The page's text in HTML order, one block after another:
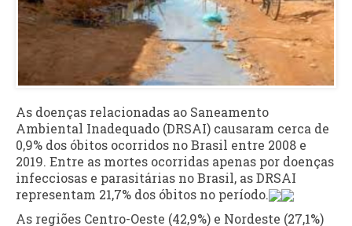
As doenças relacionadas ao Saneamento
Ambiental Inadequado (DRSAI) causaram cerca de
0,9% dos óbitos ocorridos no Brasil entre 2008 e
2019. Entre as mortes ocorridas apenas por doenças
infecciosas e parasitárias no Brasil, as DRSAI
representam 21,7% dos óbitos no período.
As regiões Centro-Oeste (42,9%) e Nordeste (27,1%)